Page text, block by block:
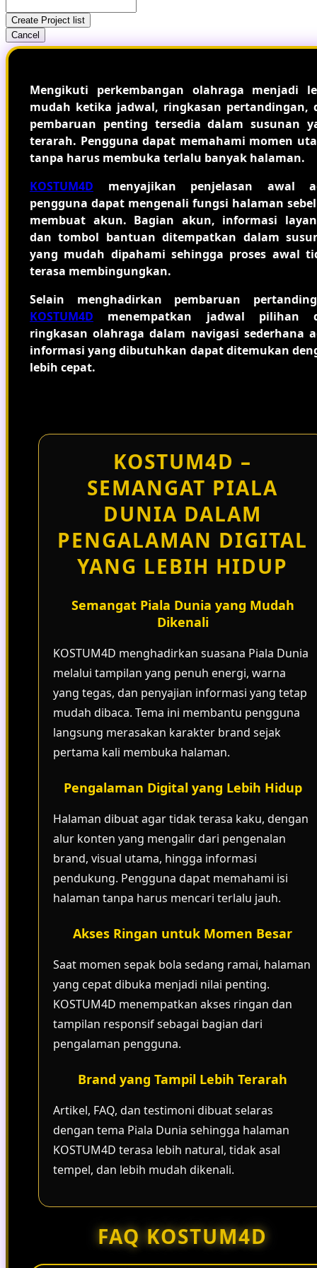
Create Project list
Cancel
Mengikuti perkembangan olahraga menjadi
mudah ketika jadwal, ringkasan pertandingan,
pembaruan penting tersedia dalam susunan
terarah. Pengguna dapat memahami momen
tanpa harus membuka terlalu banyak halaman.
KOSTUM4D menyajikan penjelasan awal
pengguna dapat mengenali fungsi halaman
membuat akun. Bagian akun, informasi
dan tombol bantuan ditempatkan dalam
yang mudah dipahami sehingga proses awal
terasa membingungkan.
Selain menghadirkan pembaruan
KOSTUM4D menempatkan jadwal pilihan
ringkasan olahraga dalam navigasi sederhana
informasi yang dibutuhkan dapat ditemukan
lebih cepat.
KOSTUM4D –
SEMANGAT PIALA
DUNIA DALAM
PENGALAMAN DIGITAL
YANG LEBIH HIDUP
Semangat Piala Dunia yang Mudah
Dikenali
KOSTUM4D menghadirkan suasana Piala Dunia
melalui tampilan yang penuh energi, warna
yang tegas, dan penyajian informasi yang tetap
mudah dibaca. Tema ini membantu pengguna
langsung merasakan karakter brand sejak
pertama kali membuka halaman.
Pengalaman Digital yang Lebih Hidup
Halaman dibuat agar tidak terasa kaku, dengan
alur konten yang mengalir dari pengenalan
brand, visual utama, hingga informasi
pendukung. Pengguna dapat memahami isi
halaman tanpa harus mencari terlalu jauh.
Akses Ringan untuk Momen Besar
Saat momen sepak bola sedang ramai, halaman
yang cepat dibuka menjadi nilai penting.
KOSTUM4D menempatkan akses ringan dan
tampilan responsif sebagai bagian dari
pengalaman pengguna.
Brand yang Tampil Lebih Terarah
Artikel, FAQ, dan testimoni dibuat selaras
dengan tema Piala Dunia sehingga halaman
KOSTUM4D terasa lebih natural, tidak asal
tempel, dan lebih mudah dikenali.
FAQ KOSTUM4D